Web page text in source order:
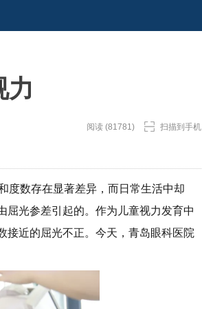
力
阅读 (81781) 扫描到手机
度数存在显著差异，而日常生活中却
屈光参差引起的。作为儿童视力发育中
接近的屈光不正。今天，青岛眼科医院